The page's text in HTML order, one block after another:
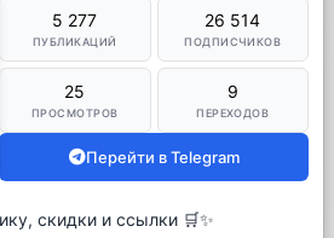
5 277
ПУБЛИКАЦИЙ
26 514
ПОДПИСЧИКОВ
25
ПРОСМОТРОВ
9
ПЕРЕХОДОВ
Перейти в Telegram
скидки и ссылки 🛒✨